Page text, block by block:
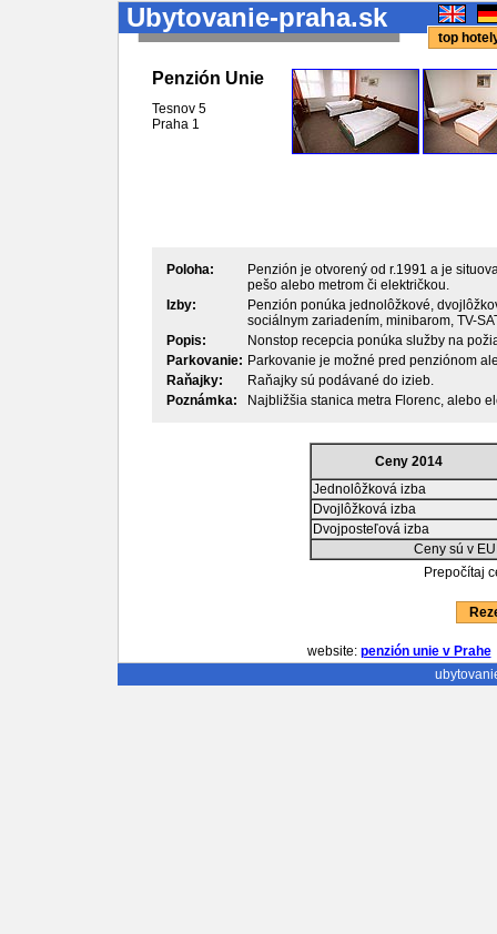
Ubytovanie-praha.sk
top
Penzión Unie
Tesnov 5
Praha 1
Poloha:
Penzión je otvorený od r.1991 a je
pešo alebo metrom či električkou.
Izby:
Penzión ponúka jednolôžkové,
sociálnym zariadením, minibarom, TV-
Popis:
Nonstop recepcia ponúka služby na
Parkovanie: Parkovanie je možné pred penziónom
Raňajky:
Raňajky sú podávané do izieb.
Poznámka:
Najbližšia stanica metra Florenc, alebo
Ceny 2014
Jednolôžková izba
Dvojlôžková izba
Dvojposteľová izba
Ceny sú v
Prepočítaj
website: penzión unie v Prahe